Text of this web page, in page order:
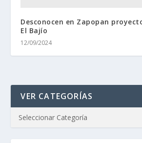
Desconocen en Zapopan
El Bajío
12/09/2024
VER CATEGORÍAS